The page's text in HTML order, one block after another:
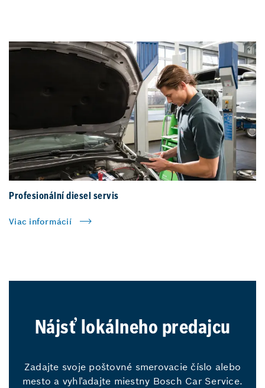
Profesionální diesel servis
Viac informácií
Nájsť lokálneho predajcu
Zadajte svoje poštovné smerovacie číslo alebo
mesto a vyhľadajte miestny Bosch Car Service.